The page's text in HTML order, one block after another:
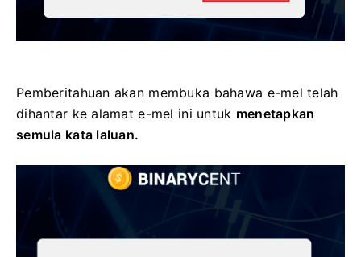
Pemberitahuan akan membuka bahawa e-mel telah
dihantar ke alamat e-mel ini untuk menetapkan
semula kata laluan.